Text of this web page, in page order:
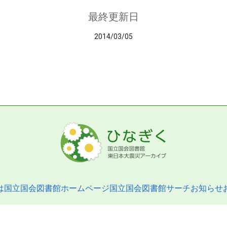
最終更新日
2014/03/05
国立国会図書館ホームページ国立国会図書館サーチお知らせ